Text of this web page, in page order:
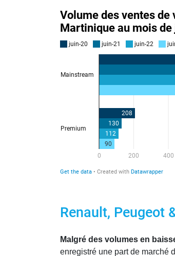
Renault, Peugeot
Malgré des volumes en
enregistré une part de marché